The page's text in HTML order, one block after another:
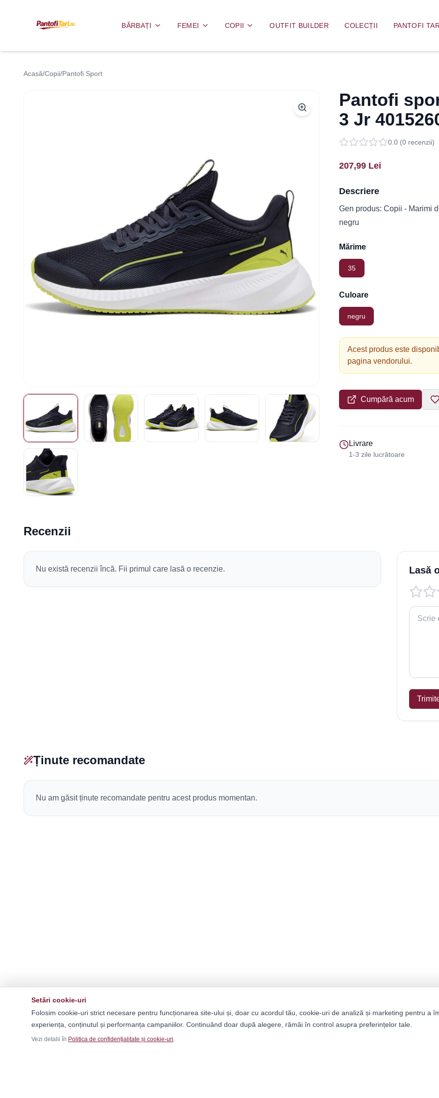
BĂRBAȚI FEMEI COPII OUTFIT BUILDER COLECȚII PANTOFI
Acasă/Copii/Pantofi Sport
Pantofi
3 Jr
0.0 (0 recenzii)
207,99 Lei
Descriere
Gen produs: Copii - Marimi
negru
Mărime
35
Culoare
negru
Acest produs este
pagina vendorului.
Cumpără acum
Livrare
1-3 zile lucrătoare
Recenzii
Nu există recenzii încă. Fii primul care lasă o recenzie. Lasă
Ținute recomandate
Nu am găsit ținute recomandate pentru acest produs momentan.
Setări cookie-uri
Folosim cookie-uri strict necesare pentru funcționarea site-ului și, doar cu acordul tău, cookie-uri de analiză și marketing pentru a
experiența, conținutul și performanța campaniilor. Continuând doar după alegere, rămâi în control asupra preferințelor tale.
Vezi detalii în Politica de confidențialitate și cookie-uri.